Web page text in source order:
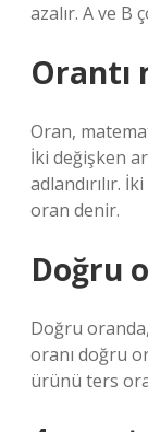
azalır. A ve B
Orantı
Oran,
İki değişken
adlandırılır.
oran denir.
Doğru
Doğru
oranı doğru
ürünü ters